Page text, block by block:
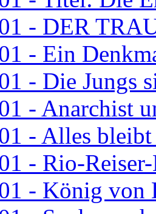
- DER
- Ein
- Die Jungs
- Anarchist
- Alles
- Rio-
- König von